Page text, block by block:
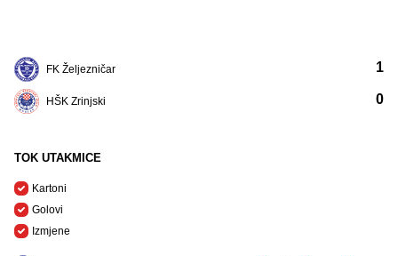
FK Željezničar
HŠK Zrinjski
1
0
TOK UTAKMICE
Kartoni
Golovi
Izmjene